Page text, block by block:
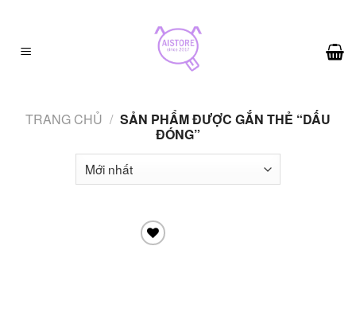
content
TRANG CHỦ / SẢN PHẨM ĐƯỢC GẮN THẺ “DẤU
ĐÓNG”